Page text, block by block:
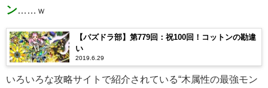
ン ……ｗ
【パズドラ部】第779回：祝100回！コットンの勘違
い
2019.6.29
いろいろな攻略サイトで紹介されている“木属性の最強モン